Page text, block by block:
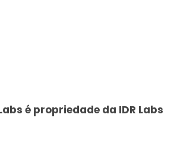
é propriedade da IDR Labs